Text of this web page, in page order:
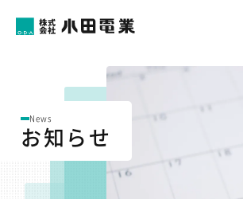
News
お知らせ